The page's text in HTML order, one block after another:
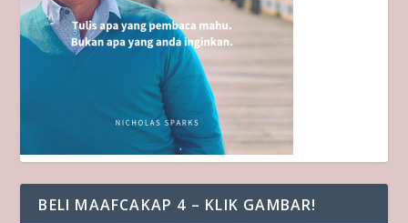
BELI MAAFCAKAP 4 – KLIK GAMBAR!